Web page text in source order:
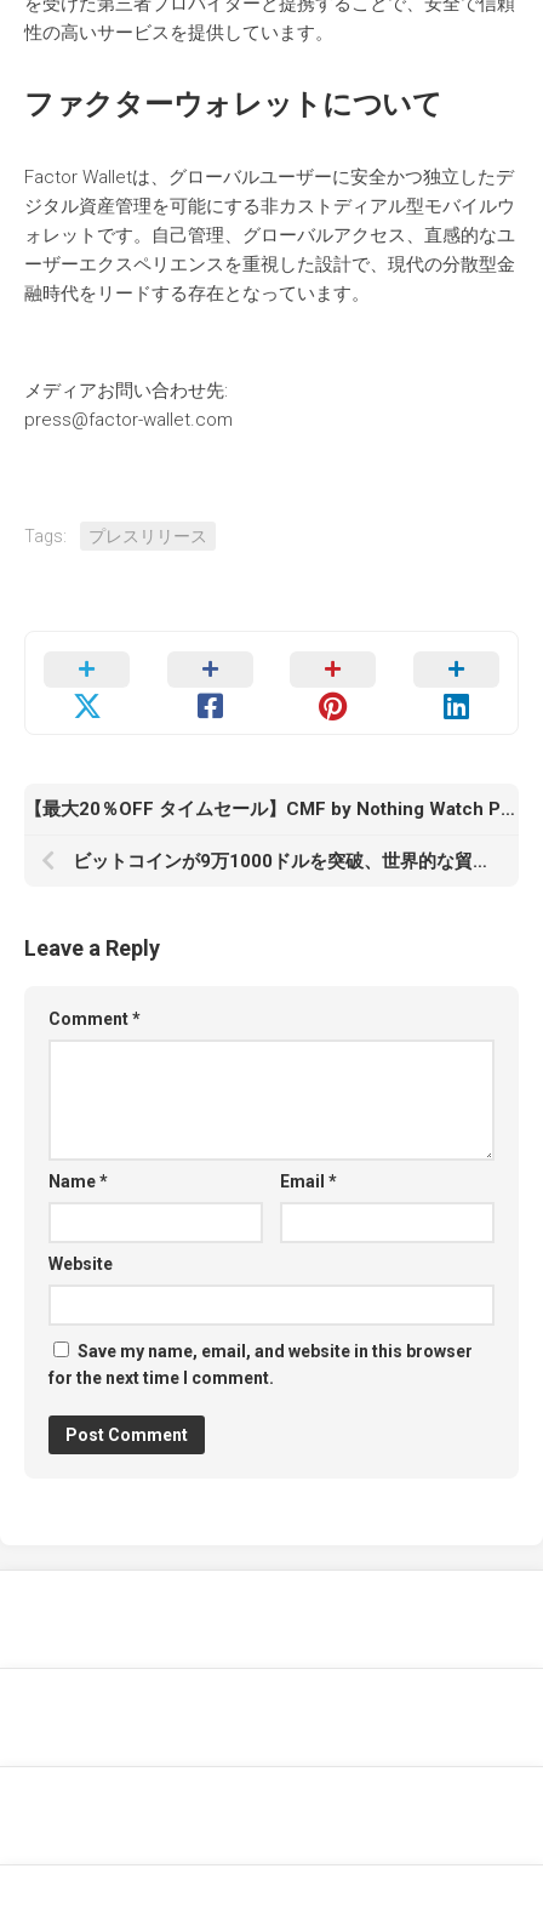
性の高いサービスを提供しています。
ファクターウォレットについて
Factor Walletは、グローバルユーザーに安全かつ独立したデ
ジタル資産管理を可能にする非カストディアル型モバイルウ
ォレットです。自己管理、グローバルアクセス、直感的なユ
ーザーエクスペリエンスを重視した設計で、現代の分散型金
融時代をリードする存在となっています。
メディアお問い合わせ先:
press@factor-wallet.com
Tags: プレスリリース
【最大20％OFF タイムセール】CMF by Nothing Watch Pro 2登場！デザイン×機能性を両立した最新スマートウォッチ
ビットコインが9万1000ドルを突破、世界的な貿易摩擦の中、投資家が安全な隠れ家を求める
Leave a Reply
Comment*
Name* Email*
Website
Save my name, email, and website in this browser
for the next time I comment.